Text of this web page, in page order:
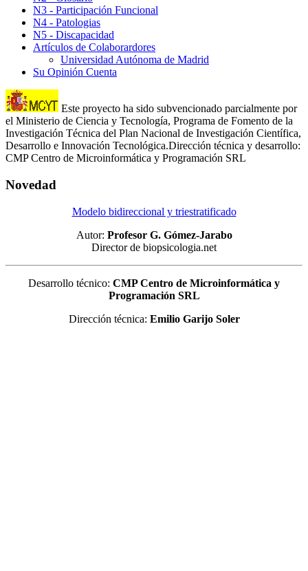
N3 - Participación Funcional
N4 - Patologias
N5 - Discapacidad
Artículos de Colaborardores
Universidad Autónoma de Madrid
Su Opinión Cuenta
Este proyecto ha sido subvencionado parcialmente por
el Ministerio de Ciencia y Tecnología, Programa de Fomento de la
Investigación Técnica del Plan Nacional de Investigación Científica,
Desarrollo e Innovación Tecnológica.Dirección técnica y desarrollo:
CMP Centro de Microinformática y Programación SRL
Novedad
Modelo bidireccional y triestratificado
Autor: Profesor G. Gómez-Jarabo
Director de biopsicologia.net
Desarrollo técnico: CMP Centro de Microinformática y
Programación SRL
Dirección técnica: Emilio Garijo Soler